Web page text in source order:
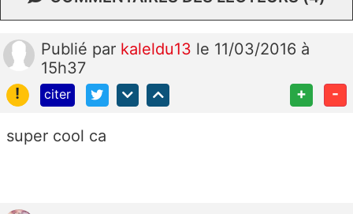
Publié par kaleldu13 le 11/03/2016 à
15h37
!
citer + -
super cool ca